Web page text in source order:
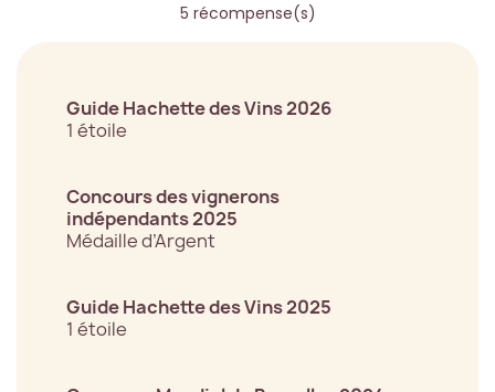
5 récompense(s)
Guide Hachette des Vins 2026
1 étoile
Concours des vignerons
indépendants 2025
Médaille d’Argent
Guide Hachette des Vins 2025
1 étoile